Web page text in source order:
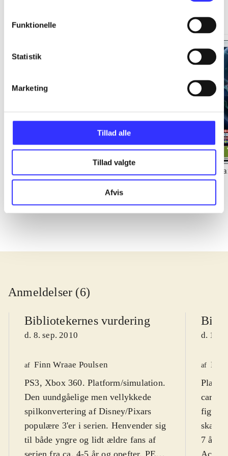
Funktionelle
Statistik
Marketing
Tillad alle
Tillad valgte
Afvis
clone wars
Anmeldelser (6)
Bibliotekernes vurdering
d. 8. sep. 2010
af Finn Wraae Poulsen
PS3, Xbox 360. Platform/simulation.
Den uundgåelige men vellykkede
spilkonvertering af Disney/Pixars
populære 3'er i serien. Henvender sig
til både yngre og lidt ældre fans af
d. 16.
af
7 år.